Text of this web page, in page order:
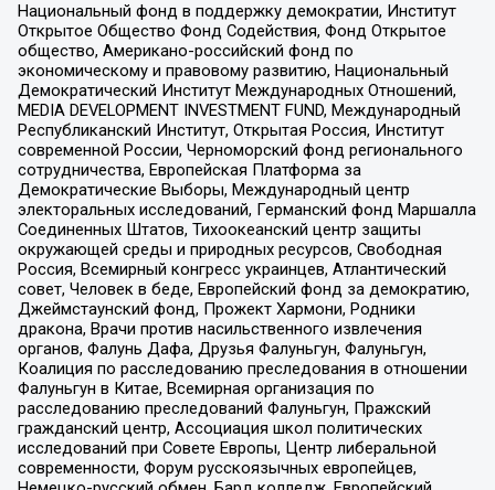
Национальный фонд в поддержку демократии, Институт
Открытое Общество Фонд Содействия, Фонд Открытое
общество, Американо-российский фонд по
экономическому и правовому развитию, Национальный
Демократический Институт Международных Отношений,
MEDIA DEVELOPMENT INVESTMENT FUND, Международный
Республиканский Институт, Открытая Россия, Институт
современной России, Черноморский фонд регионального
сотрудничества, Европейская Платформа за
Демократические Выборы, Международный центр
электоральных исследований, Германский фонд Маршалла
Соединенных Штатов, Тихоокеанский центр защиты
окружающей среды и природных ресурсов, Свободная
Россия, Всемирный конгресс украинцев, Атлантический
совет, Человек в беде, Европейский фонд за демократию,
Джеймстаунский фонд, Прожект Хармони, Родники
дракона, Врачи против насильственного извлечения
органов, Фалунь Дафа, Друзья Фалуньгун, Фалуньгун,
Коалиция по расследованию преследования в отношении
Фалуньгун в Китае, Всемирная организация по
расследованию преследований Фалуньгун, Пражский
гражданский центр, Ассоциация школ политических
исследований при Совете Европы, Центр либеральной
современности, Форум русскоязычных европейцев,